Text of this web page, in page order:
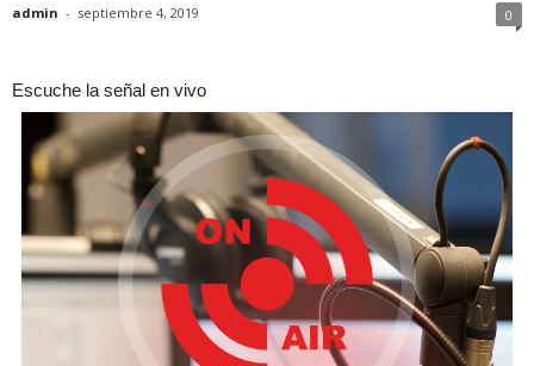
admin - septiembre 4, 2019 0
Escuche la señal en vivo